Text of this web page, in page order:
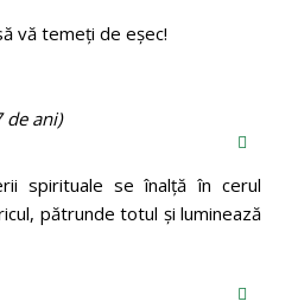
vă temeţi de eşec!
de ani)
spirituale se înalţă în cerul
pătrunde totul şi luminează